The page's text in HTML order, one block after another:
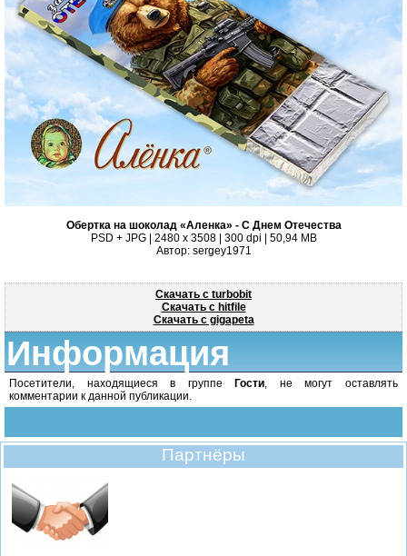
Обертка на шоколад «Аленка» - С Днем Отечества
PSD + JPG | 2480 x 3508 | 300 dpi | 50,94 MB
Автор: sergey1971
Скачать с turbobit
Скачать с hitfile
Скачать с gigapeta
Информация
Посетители, находящиеся в группеГости , не могут оставлять
комментарии к данной публикации.
Партнёры